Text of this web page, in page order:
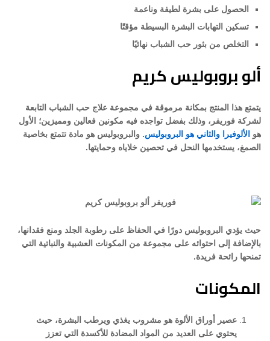
الحصول على بشرة لطيفة وناعمة
تسكين التهابات البشرة البسيطة مؤقتًا
التخلص من بثور حب الشباب نهائيًا
ألو بروبوليس كريم
يتمتع هذا المنتج بمكانة مرموقة في مجموعة علاج حب الشباب التابعة
لشركة فوريفر، وذلك بفضل تواجده فيه مكونين فعالين ومميزين؛ الأول
هو الألوفيرا والثاني هو البروبوليس. والبروبوليس هو مادة تتمتع بخاصية
الصمغ، يستخدمها النحل في تحصين خلاياه وحمايتها.
حيث يؤدي البروبوليس دورًا في الحفاظ على رطوبة الجلد ومنع فقدانها،
بالإضافة إلى احتوائه على مجموعة من المكونات العشبية والنباتية التي
تمنحها رائحة فريدة.
المكونات
عصير أوراق الألوة هو مشروب يغذي ويرطب البشرة، حيث
يحتوي على العديد من المواد المضادة للأكسدة التي تعزز